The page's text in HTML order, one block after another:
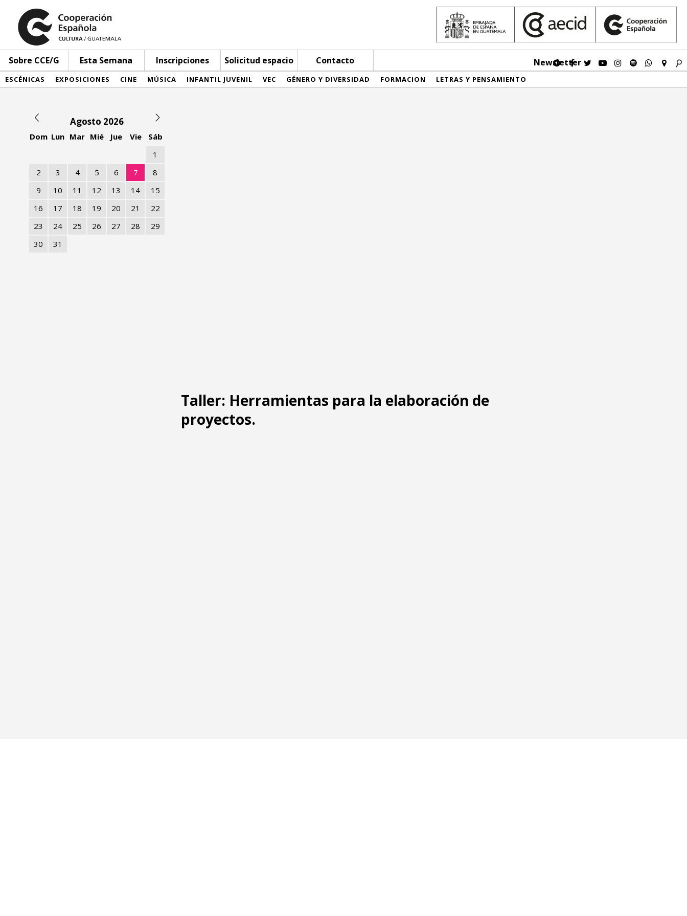
Sobre CCE/G Esta Semana Inscripciones Solicitud espacio Contacto Newsletter
ESCÉNICAS EXPOSICIONES CINE MÚSICA INFANTIL JUVENIL VEC GÉNERO Y DIVERSIDAD FORMACION LETRAS Y PENSAMIENTO
Agosto 2026
Dom Lun Mar Mié Jue Vie
Sáb
1
2
3 4 5 6 7
8
9
10 11 12 13 14
15
16
17 18 19 20 21
22
23
24 25 26 27 28
29
30
31
Taller: Herramientas para la elaboración de
proyectos.